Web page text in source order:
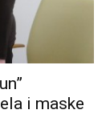
i maske